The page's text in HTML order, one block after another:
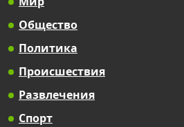
Общество
Политика
Происшествия
Развлечения
Спорт